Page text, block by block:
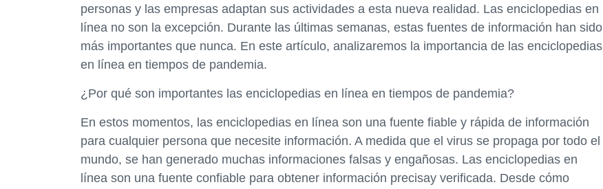
personas y las empresas adaptan sus actividades a esta nueva realidad. Las enciclopedias en
línea no son la excepción. Durante las últimas semanas, estas fuentes de información han sido
más importantes que nunca. En este artículo, analizaremos la importancia de las enciclopedias
en línea en tiempos de pandemia.
¿Por qué son importantes las enciclopedias en línea en tiempos de pandemia?
En estos momentos, las enciclopedias en línea son una fuente fiable y rápida de información
para cualquier persona que necesite información. A medida que el virus se propaga por todo el
mundo, se han generado muchas informaciones falsas y engañosas. Las enciclopedias en
línea son una fuente confiable para obtener información precisay verificada. Desde cómo